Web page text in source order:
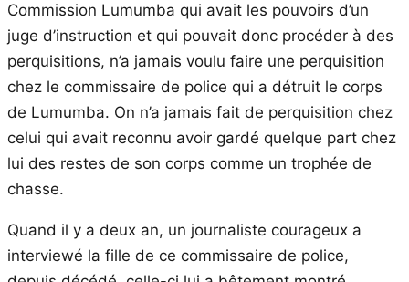
Commission Lumumba qui avait les pouvoirs d’un
juge d’instruction et qui pouvait donc procéder à des
perquisitions, n’a jamais voulu faire une perquisition
chez le commissaire de police qui a détruit le corps
de Lumumba. On n’a jamais fait de perquisition chez
celui qui avait reconnu avoir gardé quelque part chez
lui des restes de son corps comme un trophée de
chasse.
Quand il y a deux an, un journaliste courageux a
interviewé la fille de ce commissaire de police,